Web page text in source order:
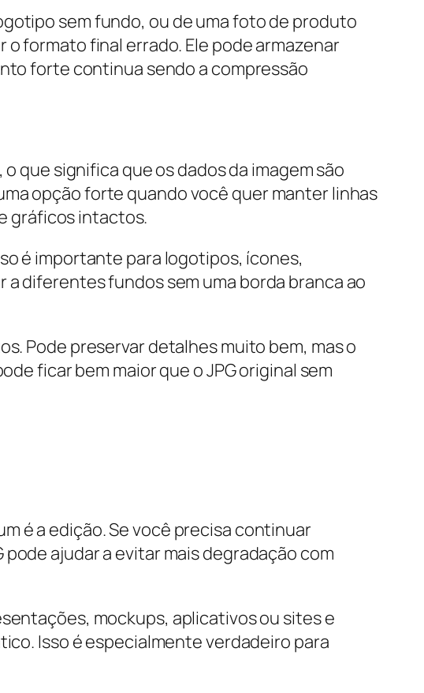
sem fundo, ou de uma foto de produto
formato final errado. Ele pode armazenar
forte continua sendo a compressão
que significa que os dados da imagem são
opção forte quando você quer manter linhas
gráficos intactos.
é importante para logotipos, ícones,
diferentes fundos sem uma borda branca ao
Pode preservar detalhes muito bem, mas o
ficar bem maior que o JPG original sem
é a edição. Se você precisa continuar
ajudar a evitar mais degradação com
mockups, aplicativos ou sites e
Isso é especialmente verdadeiro para